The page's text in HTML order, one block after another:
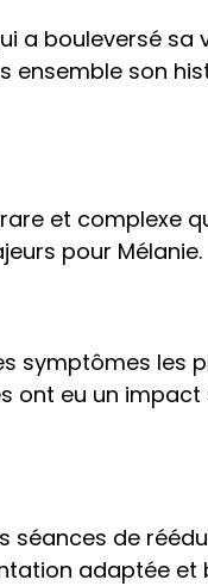
a bouleversé sa
ensemble son
et complexe
pour Mélanie.
symptômes les
ont eu un
séances de
adaptée et